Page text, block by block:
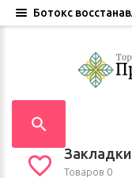
Закладки
Товаров 0